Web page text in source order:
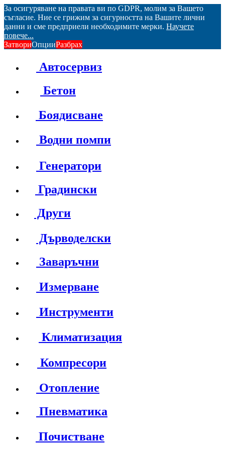
За осигуряване на правата ви по GDPR, молим за Вашето
съгласие. Ние се грижим за сигурността на Вашите лични
данни и сме предприели необходимите мерки. Научете
повече...
ЗатвориОпцииРазбрах
Автосервиз
Бетон
Боядисване
Водни помпи
Генератори
Градински
Други
Дърводелски
Заваръчни
Измерване
Инструменти
Климатизация
Компресори
Отопление
Пневматика
Почистване